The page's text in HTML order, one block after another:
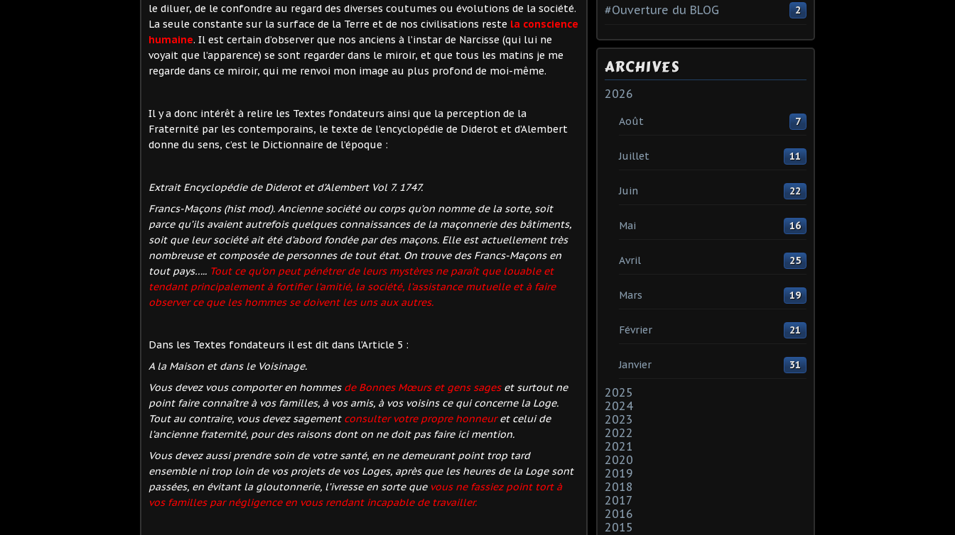
le diluer, de le confondre au regard des diverses coutumes ou évolutions de la société.
La seule constante sur la surface de la Terre et de nos civilisations reste la conscience
humaine. Il est certain d’observer que nos anciens à l’instar de Narcisse (qui lui ne
voyait que l’apparence) se sont regarder dans le miroir, et que tous les matins je me
regarde dans ce miroir, qui me renvoi mon image au plus profond de moi-même.
Il y a donc intérêt à relire les Textes fondateurs ainsi que la perception de la
Fraternité par les contemporains, le texte de l’encyclopédie de Diderot et d’Alembert
donne du sens, c’est le Dictionnaire de l’époque :
Extrait Encyclopédie de Diderot et d’Alembert Vol 7. 1747.
Francs-Maçons (hist mod). Ancienne société ou corps qu’on nomme de la sorte, soit
parce qu’ils avaient autrefois quelques connaissances de la maçonnerie des bâtiments,
soit que leur société ait été d’abord fondée par des maçons. Elle est actuellement très
nombreuse et composée de personnes de tout état. On trouve des Francs-Maçons en
tout pays….. Tout ce qu’on peut pénétrer de leurs mystères ne paraît que louable et
tendant principalement à fortifier l’amitié, la société, l’assistance mutuelle et à faire
observer ce que les hommes se doivent les uns aux autres.
Dans les Textes fondateurs il est dit dans l’Article 5 :
A la Maison et dans le Voisinage.
Vous devez vous comporter en hommes de Bonnes Mœurs et gens sages et surtout ne
point faire connaître à vos familles, à vos amis, à vos voisins ce qui concerne la Loge.
Tout au contraire, vous devez sagement consulter votre propre honneuret celui de
l’ancienne fraternité, pour des raisons dont on ne doit pas faire ici mention.
Vous devez aussi prendre soin de votre santé, en ne demeurant point trop tard
ensemble ni trop loin de vos projets de vos Loges, après que les heures de la Loge sont
passées, en évitant la gloutonnerie, l’ivresse en sorte que vous ne fassiez point tort à
vos familles par négligence en vous rendant incapable de travailler.
#Ouverture du BLOG 2
ARCHIVES
2026
Août 7
Juillet 11
Juin 22
Mai 16
Avril 25
Mars 19
Février 21
Janvier 31
2025
2024
2023
2022
2021
2020
2019
2018
2017
2016
2015